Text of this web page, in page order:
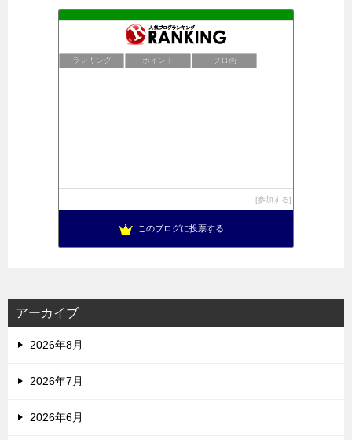
ランキング ポイント ブロ画
参加する
このブログに投票する
アーカイブ
2026年8月
2026年7月
2026年6月